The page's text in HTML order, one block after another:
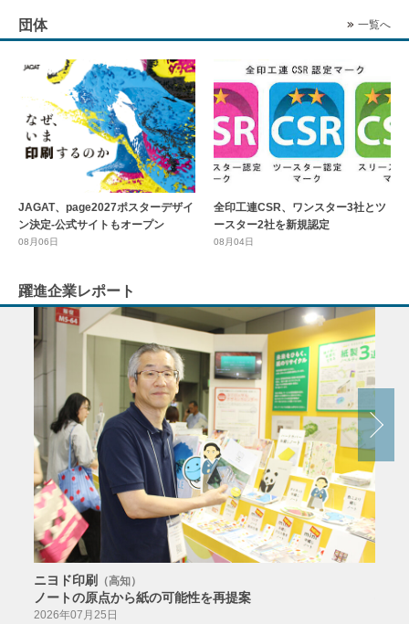
団体 一覧へ
JAGAT、page2027ポスターデザイ
ン決定-公式サイトもオープン
08月06日
全印工連CSR、ワンスター3社とツ
ースター2社を新規認定
08月04日
躍進企業レポート
ニヨド印刷 （高知）
ノートの原点から紙の可能性を再提案
2026年07月25日